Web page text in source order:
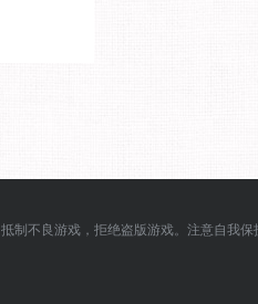
抵制不良游戏，拒绝盗版游戏。注意自我